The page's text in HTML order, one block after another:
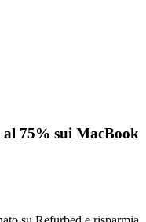
75% sui MacBook